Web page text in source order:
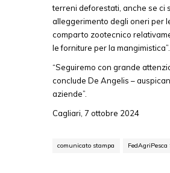
terreni deforestati, anche se ci
alleggerimento degli oneri per
comparto zootecnico
le forniture per la mangimistica”.
“Seguiremo con grande
conclude De Angelis –
aziende”.
Cagliari, 7 ottobre 2024
comunicato stampa